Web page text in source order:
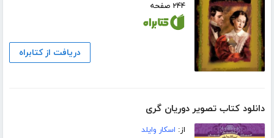
۲۴۴ صفحه
دریافت از کتابراه
دانلود کتاب تصویر دوریان گری
از: اسکار وایلد